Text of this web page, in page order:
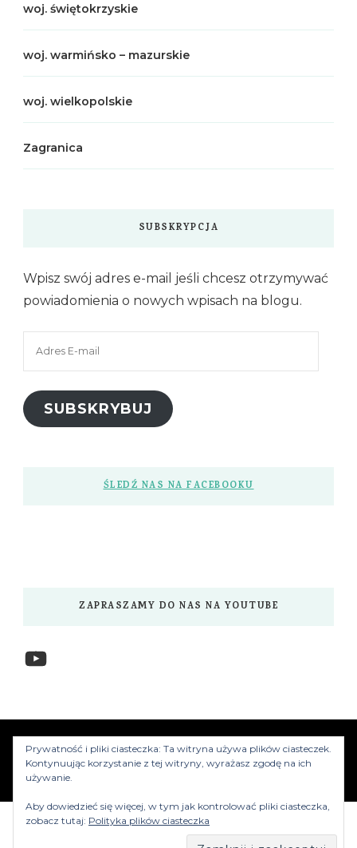
woj. świętokrzyskie
woj. warmińsko – mazurskie
woj. wielkopolskie
Zagranica
SUBSKRYPCJA
Wpisz swój adres e-mail jeśli chcesz otrzymywać
powiadomienia o nowych wpisach na blogu.
SUBSKRYBUJ
ŚLEDŹ NAS NA FACEBOOKU
ZAPRASZAMY DO NAS NA YOUTUBE
YouTube
www.myzwiedzamy.pl Vilva | Stworzony przez
Blossom Themes.Silnik:WordPress
Prywatność i pliki ciasteczka: Ta witryna używa plików ciasteczek.
Kontynuując korzystanie z tej witryny, wyrażasz zgodę na ich
używanie.
Aby dowiedzieć się więcej, w tym jak kontrolować pliki ciasteczka,
zobacz tutaj: Polityka plików ciasteczka